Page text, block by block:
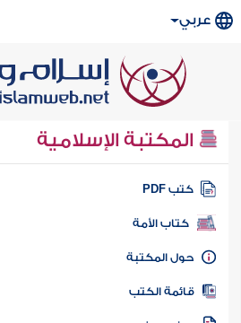
عربي
المكتبة الإسلامية
كتب PDF
كتاب الأمة
المكتبة